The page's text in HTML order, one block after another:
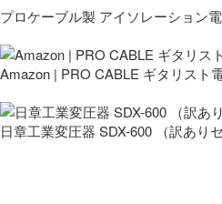
プロケーブル製 アイソレーション
Amazon | PRO CABLE ギタリスト
日章工業変圧器 SDX-600 （訳あり